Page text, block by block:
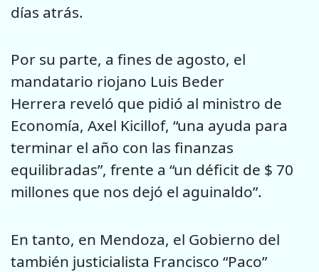
días atrás.
Por su parte, a fines de agosto, el
mandatario riojano Luis Beder
Herrera reveló que pidió al ministro de
Economía, Axel Kicillof, “una ayuda para
terminar el año con las finanzas
equilibradas”, frente a “un déficit de $ 70
millones que nos dejó el aguinaldo”.
En tanto, en Mendoza, el Gobierno del
también justicialista Francisco “Paco”